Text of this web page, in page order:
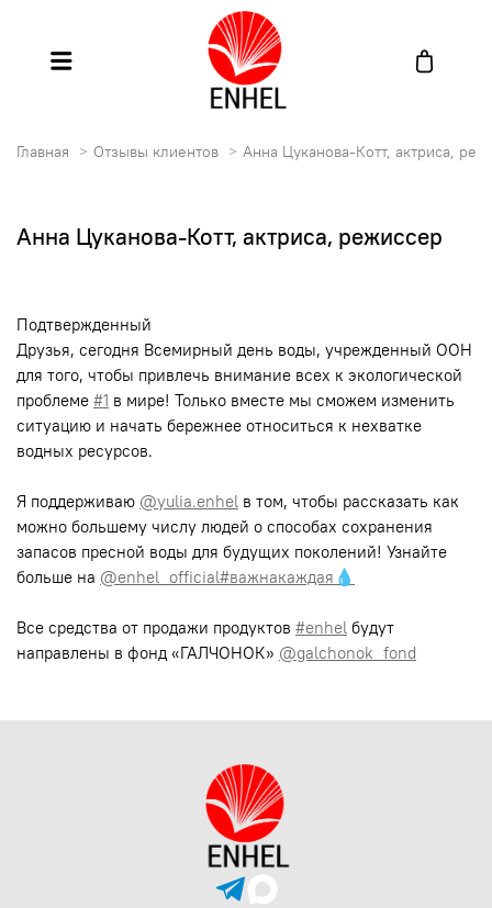
Главная Отзывы клиентов Анна Цуканова-Котт, актриса,
Анна Цуканова-Котт, актриса, режиссер
Подтвержденный
Друзья, сегодня Всемирный день воды, учрежденный ООН
для того, чтобы привлечь внимание всех к экологической
проблеме #1 в мире! Только вместе мы сможем изменить
ситуацию и начать бережнее относиться к нехватке
водных ресурсов. ⠀
Я поддерживаю @yulia.enhel в том, чтобы рассказать как
можно большему числу людей о способах сохранения
запасов пресной воды для будущих поколений! Узнайте
больше на @enhel_official#важнакаждая💧
Все средства от продажи продуктов #enhel будут
направлены в фонд «ГАЛЧОНОК» @galchonok_fond